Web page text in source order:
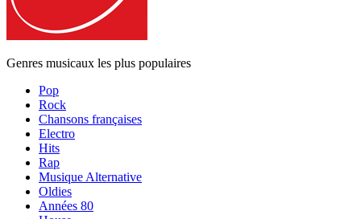
Genres musicaux les plus populaires
Pop
Rock
Chansons françaises
Electro
Hits
Rap
Musique Alternative
Oldies
Années 80